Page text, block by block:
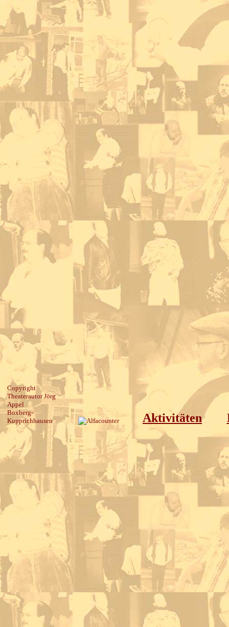
Copyright
Theaterautor Jörg
Appel
Boxberg-
Kupprichhausen
Aktivitäten